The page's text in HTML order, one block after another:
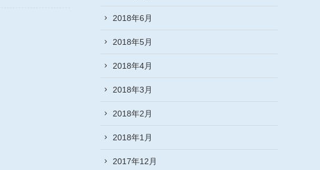
2018年6月
2018年5月
2018年4月
2018年3月
2018年2月
2018年1月
2017年12月